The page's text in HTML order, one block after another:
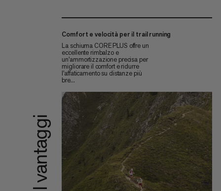
I vantaggi
Comfort e velocità per il trail running
La schiuma CORE PLUS offre un
eccellente rimbalzo e
un'ammortizzazione precisa per
migliorare il comfort e ridurre
l'affaticamento su distanze più
bre...